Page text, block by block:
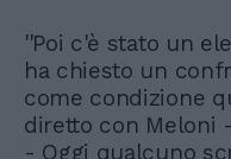
''Poi c'è stato un
ha chiesto un
come condizione
diretto con Meloni
- Oggi qualcuno